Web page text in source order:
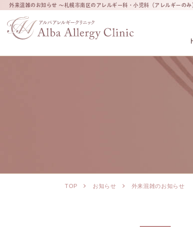
外来混雑のお知らせ ～札幌市南区のアレルギー科・小児科（アレルギーの
TOP お知らせ 外来混雑のお知らせ